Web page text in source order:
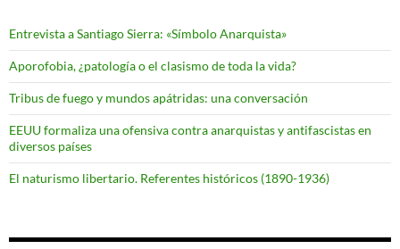
Entrevista a Santiago Sierra: «Símbolo Anarquista»
Aporofobia, ¿patología o el clasismo de toda la vida?
Tribus de fuego y mundos apátridas: una conversación
EEUU formaliza una ofensiva contra anarquistas y antifascistas en
diversos países
El naturismo libertario. Referentes históricos (1890-1936)